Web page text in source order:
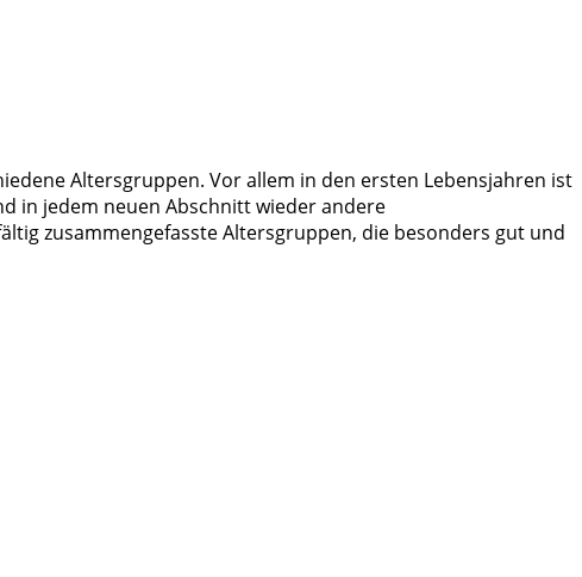
Altersgruppen. Vor allem in den ersten Lebensjahren ist
in jedem neuen Abschnitt wieder andere
zusammengefasste Altersgruppen, die besonders gut und